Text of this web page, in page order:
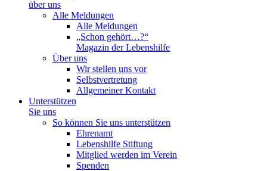
über uns
Alle Meldungen
Alle Meldungen
„Schon gehört…?“
Magazin der Lebenshilfe
Über uns
Wir stellen uns vor
Selbstvertretung
Allgemeiner Kontakt
Unterstützen
Sie uns
So können Sie uns unterstützen
Ehrenamt
Lebenshilfe Stiftung
Mitglied werden im Verein
Spenden